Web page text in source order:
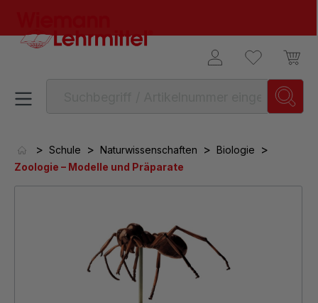
> Schule > Naturwissenschaften > Biologie >
Zoologie – Modelle und Präparate